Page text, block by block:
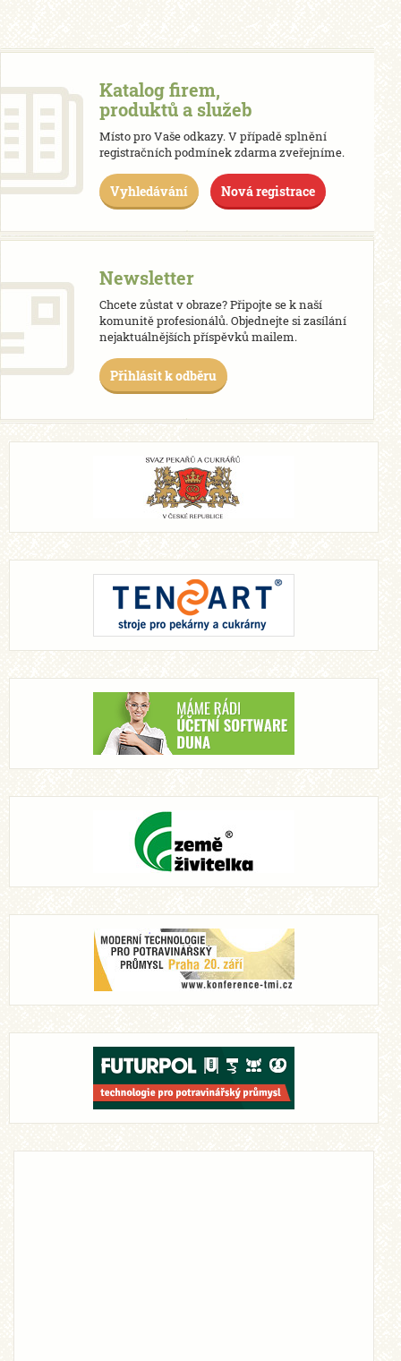
Katalog firem,
produktů a služeb
Místo pro Vaše odkazy. V případě splnění
registračních podmínek zdarma zveřejníme.
Vyhledávání Nová registrace
Newsletter
Chcete zůstat v obraze? Připojte se k naší
komunitě profesionálů. Objednejte si zasílání
nejaktuálnějších příspěvků mailem.
Přihlásit k odběru